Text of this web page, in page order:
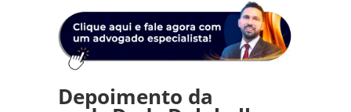
Depoimento da